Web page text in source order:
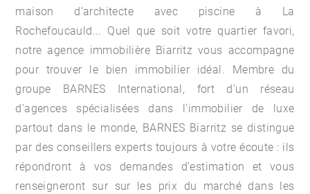
maison d'architecte avec piscine à La
Rochefoucauld... Quel que soit votre quartier favori,
notre agence immobilière Biarritz vous accompagne
pour trouver le bien immobilier idéal. Membre du
groupe BARNES International, fort d'un réseau
d'agences spécialisées dans l'immobilier de luxe
partout dans le monde, BARNES Biarritz se distingue
par des conseillers experts toujours à votre écoute : ils
répondront à vos demandes d’estimation et vous
renseigneront sur sur les prix du marché dans les